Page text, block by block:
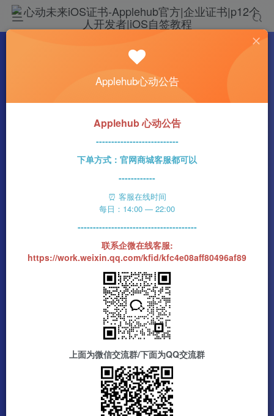
科技资讯
苹果首个空间计算设备Vision Pro正式发布 明
年初发售
20分钟 2023-06-06 n1ght_Ra1n
Applehub心动公告
Applehub 心动公告
---------------------------
下单方式：官网商城客服都可以
------------
⏰ 客服在线时间
每日：14:00 — 22:00
---------------------------------------
联系企微在线客服:
https://work.weixin.qq.com/kfid/kfc4e08aff80496af89
上面为微信交流群/下面为QQ交流群